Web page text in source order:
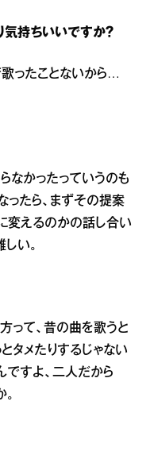
持ちいいですか？
歌ったことないから…
なかったっていうのも
ったら、まずその提案
変えるのかの話し合い
い。
って、昔の曲を歌うと
タメたりするじゃない
ですよ、二人だから